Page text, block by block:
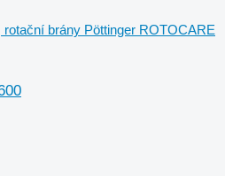
rotační brány Pöttinger ROTOCARE